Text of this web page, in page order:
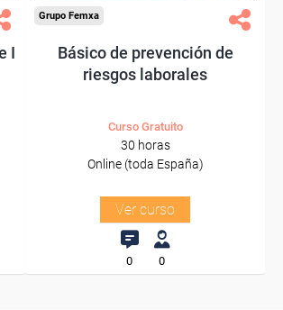
I
Grupo Femxa
Básico de prevención de
riesgos laborales
Curso Gratuito
30 horas
Online (toda España)
Ver curso
0 0